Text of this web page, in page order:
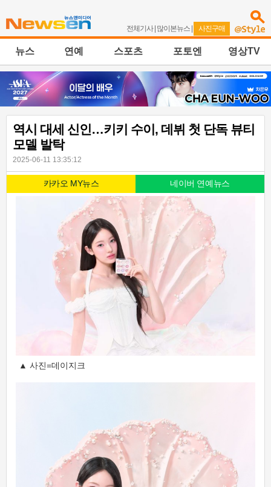
전체기사| 많이본뉴스 | 사진구매
뉴스 연예 스포츠 포토엔 영상TV
역시 대세 신인…키키 수이, 데뷔 첫 단독 뷰티
모델 발탁
2025-06-11 13:35:12
카카오 MY뉴스 네이버 연예뉴스
▲ 사진=데이지크